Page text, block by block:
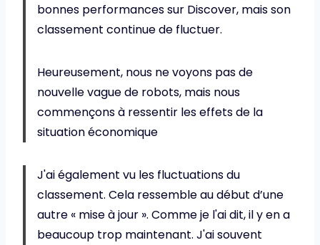
bonnes performances sur Discover, mais son
classement continue de fluctuer.
Heureusement, nous ne voyons pas de
nouvelle vague de robots, mais nous
commençons à ressentir les effets de la
situation économique
J'ai également vu les fluctuations du
classement. Cela ressemble au début d’une
autre « mise à jour ». Comme je l'ai dit, il y en a
beaucoup trop maintenant. J'ai souvent